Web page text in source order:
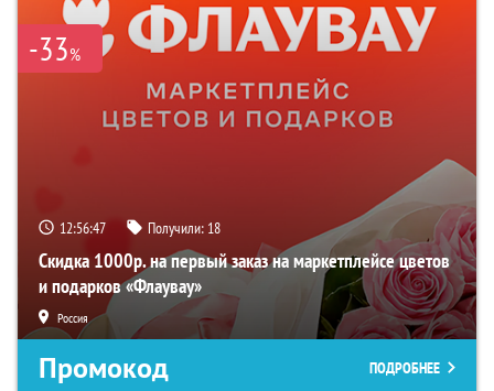
-33%
12:56:46 Получили: 18
Скидка 1000р. на первый заказ на маркетплейсе цветов
и подарков «Флаувау»
Россия
Промокод ПОДРОБНЕЕ